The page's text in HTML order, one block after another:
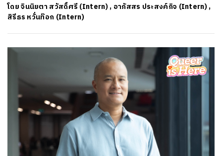
โดยจินนิยตา สวัสดิ์ศรี (Intern), อาภัสสร ประสงค์กิจ (Intern),
สิรีธร หวั่นท๊อก (Intern)